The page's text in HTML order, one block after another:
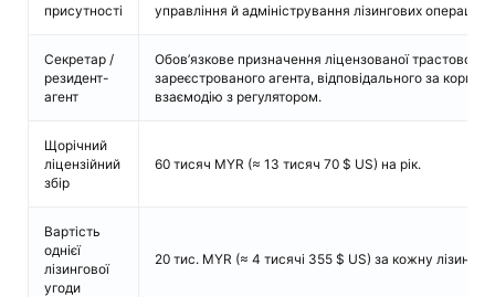
присутності
управління й адміністрування лізингових операцій
Секретар /
резидент-
агент
Обов’язкове призначення ліцензованої трастової
зареєстрованого агента, відповідального за
взаємодію з регулятором.
Щорічний
ліцензійний
збір
60 тисяч MYR (≈ 13 тисяч 70 $ US) на рік.
Вартість
однієї
лізингової
угоди
20 тис. MYR (≈ 4 тисячі 355 $ US) за кожну